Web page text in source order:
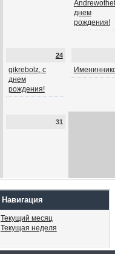
днем
рождения!
24
gikrebolz, с
днем
рождения!
31
Навигация
Текущий месяц
Текущая неделя